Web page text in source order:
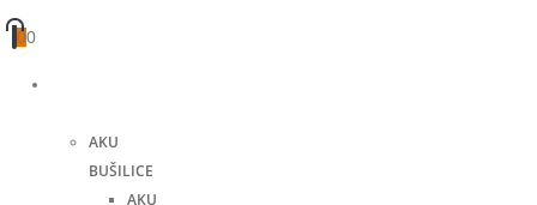
00
AKU
BUŠILICE
AKU